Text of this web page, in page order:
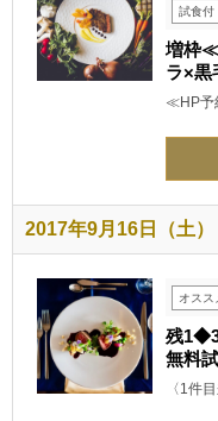
試食付
増枠
ラ×黒
≪HP予
2017年9月16日（土）
オスス
残
無料
〈1件